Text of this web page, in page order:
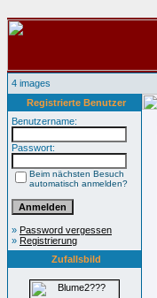
4 images
Registrierte Benutzer
Benutzername:
Passwort:
Beim nächsten Besuch
automatisch anmelden?
» Password vergessen
» Registrierung
Zufallsbild